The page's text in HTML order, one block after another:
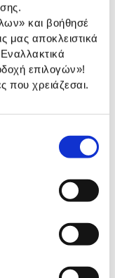
και βοήθησέ
μας αποκλειστικά
επιλογών»!
που χρειάζεσαι.
(50 m)
το ίδιο